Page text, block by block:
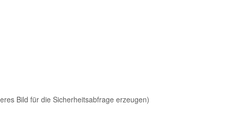
Bild für die Sicherheitsabfrage erzeugen)